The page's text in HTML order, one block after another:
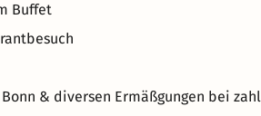
Buffet
& diversen Ermäßgungen bei